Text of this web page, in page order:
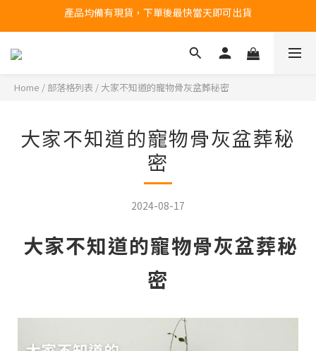
台北民權門市，現貨展示中
台北民權門市，現貨展示中
Home / 部落格列表 / 大家不知道的寵物骨灰盆葬秘密
大家不知道的寵物骨灰盆葬秘
密
2024-08-17
大家不知道的寵物骨灰盆葬秘
密